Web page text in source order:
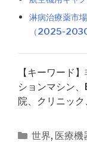
淋病治療薬市
（2025-2030
【キーワード
ションマシン
院、クリニック
カ
世界, 医療機